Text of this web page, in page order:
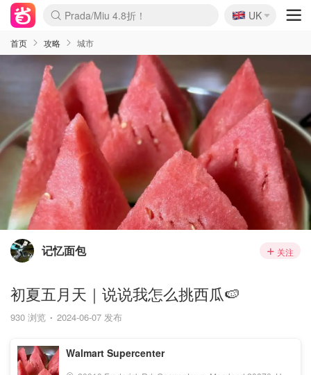
麦卢卡蜂蜜夏促！个位数！
Prada/Miu 4.8折！
啥？必胜客披萨5折！
🇬🇧
UK
首页 攻略 城市
记忆面包 关注
初夏五月天｜说说我怎么挑西瓜🍉
930 浏览 2024-06-07 发布
Walmart Supercenter